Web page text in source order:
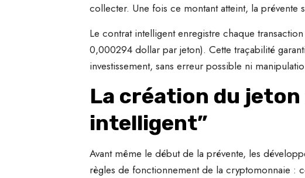
collecter. Une fois ce montant atteint, la prévente
Le contrat intelligent enregistre chaque
0,000294 dollar par jeton). Cette traçabilité
investissement, sans erreur possible ni
La création du jeton
intelligent”
Avant même le début de la prévente, les
règles de fonctionnement de la cryptomonnaie :